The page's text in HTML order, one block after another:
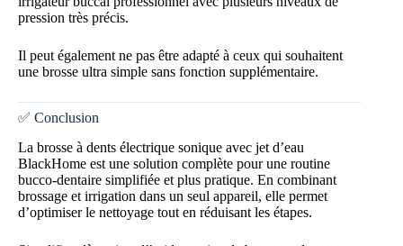
pression très précis.
Il peut également ne pas être adapté à ceux qui souhaitent
une brosse ultra simple sans fonction supplémentaire.
✅ Conclusion
La brosse à dents électrique sonique avec jet d’eau
BlackHome est une solution complète pour une routine
bucco-dentaire simplifiée et plus pratique. En combinant
brossage et irrigation dans un seul appareil, elle permet
d’optimiser le nettoyage tout en réduisant les étapes.